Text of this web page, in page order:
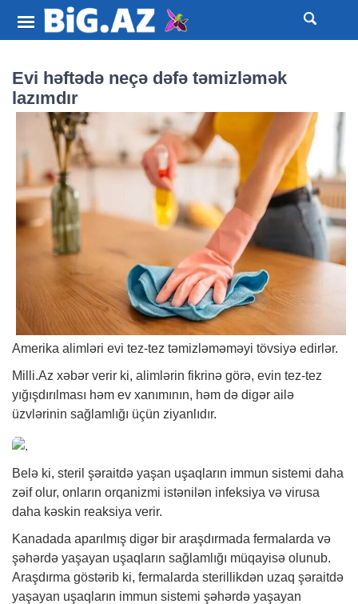
Evi həftədə neçə dəfə təmizləmək
lazımdır
Amerika alimləri evi tez-tez təmizləməməyi tövsiyə edirlər.
Milli.Az xəbər verir ki, alimlərin fikrinə görə, evin tez-tez
yığışdırılması həm ev xanımının, həm də digər ailə
üzvlərinin sağlamlığı üçün ziyanlıdır.
Belə ki, steril şəraitdə yaşan uşaqların immun sistemi daha
zəif olur, onların orqanizmi istənilən infeksiya və virusa
daha kəskin reaksiya verir.
Kanadada aparılmış digər bir araşdırmada fermalarda və
şəhərdə yaşayan uşaqların sağlamlığı müqayisə olunub.
Araşdırma göstərib ki, fermalarda sterillikdən uzaq şəraitdə
yaşayan uşaqların immun sistemi şəhərdə yaşayan